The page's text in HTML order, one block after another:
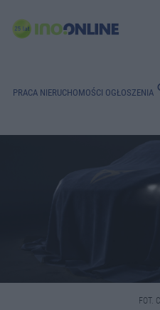
PRACA NIERUCHOMOŚCI OGŁOSZENIA
FOT.